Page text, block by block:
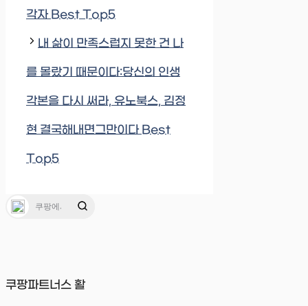
각자 Best Top5
내 삶이 만족스럽지 못한 건 나
를 몰랐기 때문이다:당신의 인생
각본을 다시 써라, 유노북스, 김정
현 결국해내면그만이다 Best
Top5
쿠팡파트너스 활